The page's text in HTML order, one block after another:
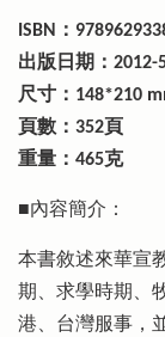
ISBN：
出版日期：2012-
尺寸：148*210
頁數：352頁
重量：465克
■內容簡介：
本書敘述來華宣
期、求學時期、
港、台灣服事，